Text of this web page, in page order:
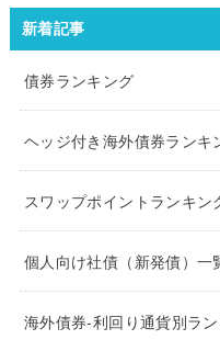
新着記事
債券ランキング
ヘッジ付き海外債券ランキ
スワップポイントランキン
個人向け社債（新発債）一
海外債券-利回り通貨別ラ